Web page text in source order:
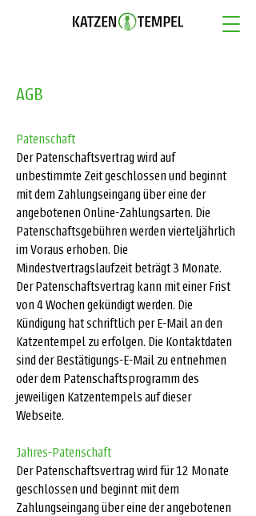
AGB
Patenschaft
Der Patenschaftsvertrag wird auf
unbestimmte Zeit geschlossen und beginnt
mit dem Zahlungseingang über eine der
angebotenen Online-Zahlungsarten. Die
Patenschaftsgebühren werden vierteljährlich
im Voraus erhoben. Die
Mindestvertragslaufzeit beträgt 3 Monate.
Der Patenschaftsvertrag kann mit einer Frist
von 4 Wochen gekündigt werden. Die
Kündigung hat schriftlich per E-Mail an den
Katzentempel zu erfolgen. Die Kontaktdaten
sind der Bestätigungs-E-Mail zu entnehmen
oder dem Patenschaftsprogramm des
jeweiligen Katzentempels auf dieser
Webseite.
Jahres-Patenschaft
Der Patenschaftsvertrag wird für 12 Monate
geschlossen und beginnt mit dem
Zahlungseingang über eine der angebotenen